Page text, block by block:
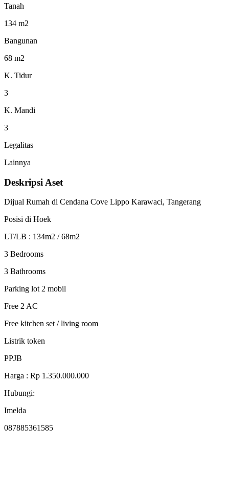
Tanah
134 m2
Bangunan
68 m2
K. Tidur
3
K. Mandi
3
Legalitas
Lainnya
Deskripsi Aset
Dijual Rumah di Cendana Cove Lippo Karawaci, Tangerang
Posisi di Hoek
LT/LB : 134m2 / 68m2
3 Bedrooms
3 Bathrooms
Parking lot 2 mobil
Free 2 AC
Free kitchen set / living room
Listrik token
PPJB
Harga : Rp 1.350.000.000
Hubungi:
Imelda
087885361585